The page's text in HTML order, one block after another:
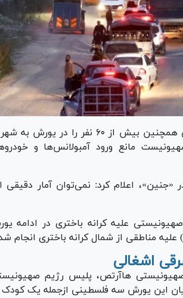
ارتش رژیم صهیونیستی همچنین بیش از
مانع ورود آمبولانس‌ها و
«جنین»، اعلام کرد: نمی‌توان آمار دقیقی
علیه کرانه باختری در
علیه مناطقی از شمال کرانه باختری انجام
اشغالی
هاآرتص، پلیس رژیم
این یورش سه فلسطینی ازجمله یک